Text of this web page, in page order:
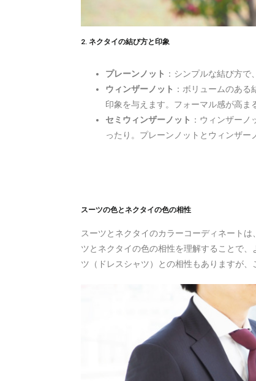
2. ネクタイの結び方と印象
プレーンノット ：シンプルな結び方
ウィンザーノット ：ボリュームのあ
印象を与えます。フォーマル感が高ま
セミウィンザーノット ：ウィンザー
ったり。プレーンノットとウィンザー
スーツの色とネクタイの色の相性
スーツとネクタイのカラーコーディネート
ツとネクタイの色の相性を理解することで
ツ（ドレスシャツ）との相性もありますが